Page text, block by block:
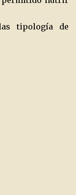
tipología de